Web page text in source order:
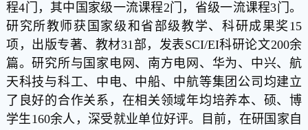
程4门，其中国家级一流课程2门，省级一流课程3门。
研究所教师获国家级和省部级教学、科研成果奖 15
项，出版专著、教材31部，发表SCI/EI科研论文200余
篇。研究所与国家电网、南方电网、华为、中兴、航
天科技与科工、中电、中船、中航等集团公司均建立
了良好的合作关系，在相关领域年均培养本、硕、博
学生160余人，深受就业单位好评。目前，在研国家自